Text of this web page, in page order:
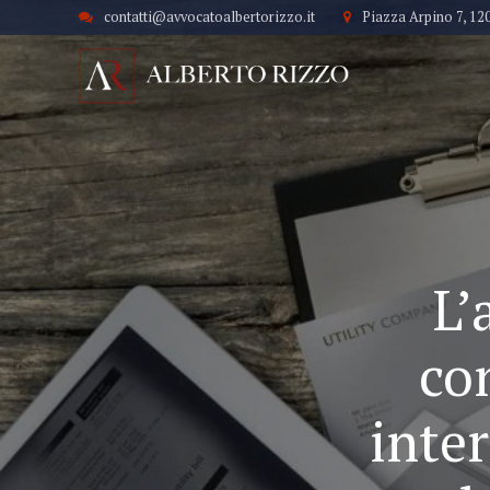
contatti@avvocatoalbertorizzo.it Piazza Arpino 7,